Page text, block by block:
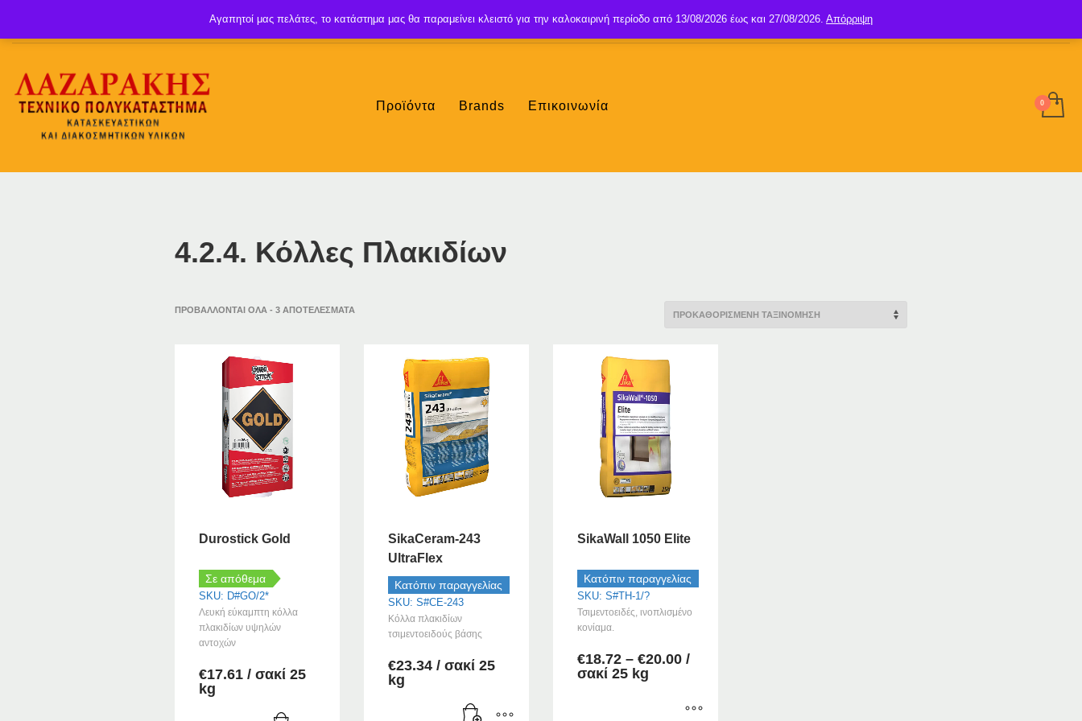
SIGN UP LOGIN
Προϊόντα Brands Επικοινωνία
4.2.4. Κόλλες Πλακιδίων
ΠΡΟΒΆΛΛΟΝΤΑΙ ΌΛΑ - 3 ΑΠΟΤΕΛΈΣΜΑΤΑ
Durostick Gold
Σε απόθεμα
SKU: D#GO/2*
Λευκή εύκαμπτη κόλλα
πλακιδίων υψηλών
αντοχών
€17.61 / σακί 25
kg
SikaCeram-243
UltraFlex
Κατόπιν παραγγελίας
SKU: S#CE-243
Κόλλα πλακιδίων
τσιμεντοειδούς βάσης
€23.34 / σακί 25
kg
SikaWall 1050 Elite
Κατόπιν παραγγελίας
SKU: S#TH-1/?
Τσιμεντοειδές, ινοπλισμένο
κονίαμα.
€18.72 – €20.00Price
through
/
σακί 25 kg
Αγαπητοί μας πελάτες, το κατάστημα μας θα παραμείνει κλειστό για την καλοκαιρινή περίοδο από 13/08/2026 έως και 27/08/2026. Απόρριψη